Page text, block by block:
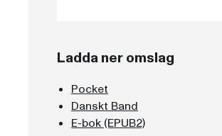
Ladda ner omslag
Pocket
Danskt Band
E-bok (EPUB2)